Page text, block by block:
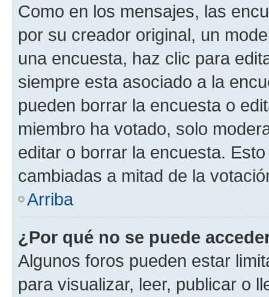
Como en los mensajes, las
por su creador original, un
una encuesta, haz clic para
siempre esta asociado a la
pueden borrar la encuesta o
miembro ha votado, solo
editar o borrar la encuesta.
cambiadas a mitad de la
Arriba
¿Por qué no se puede
Algunos foros pueden estar
para visualizar, leer, publicar o